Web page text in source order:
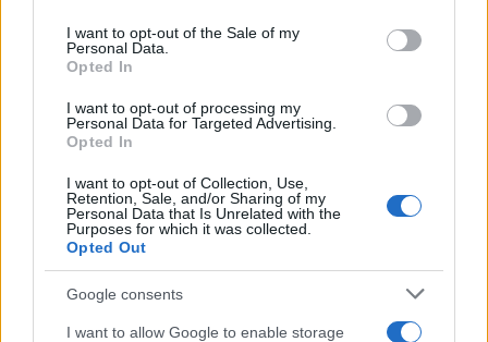
consent section.
I want to opt-out of the Sale of my
Personal Data.
Opted In
I want to opt-out of processing my
Personal Data for Targeted Advertising.
Opted In
I want to opt-out of Collection, Use,
Retention, Sale, and/or Sharing of my
Personal Data that Is Unrelated with the
Purposes for which it was collected.
Opted Out
Google consents
I want to allow Google to enable storage